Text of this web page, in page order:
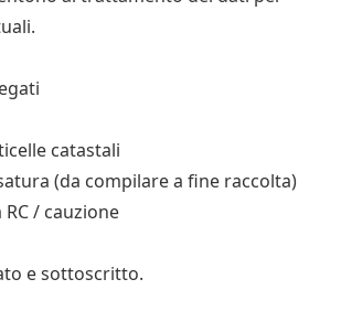
catastali
(da compilare a fine raccolta)
RC / cauzione
e sottoscritto.